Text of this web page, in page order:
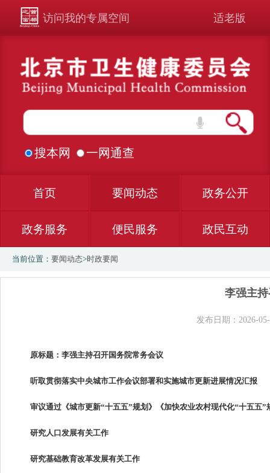
访问我的专属空间 适老版
搜本网 一网通查
首页 要闻动态 政务公开
政务服务 便民服务 政民互动
当前位置： 要闻动态>时政要闻
李强主
发布日期：2026-
原标题：李强主持召开国务院常务会议
听取贯彻落实中央城市工作会议部署和实施城市更新进展情况汇报
审议通过《城市更新“十五五”规划》《加快农业农村现代化“十五五”
研究人口发展有关工作
研究基础教育改革发展有关工作